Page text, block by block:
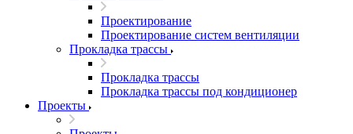
Проектирование
Проектирование систем вентиляции
Прокладка трассы
Прокладка трассы
Прокладка трассы под кондиционер
Проекты